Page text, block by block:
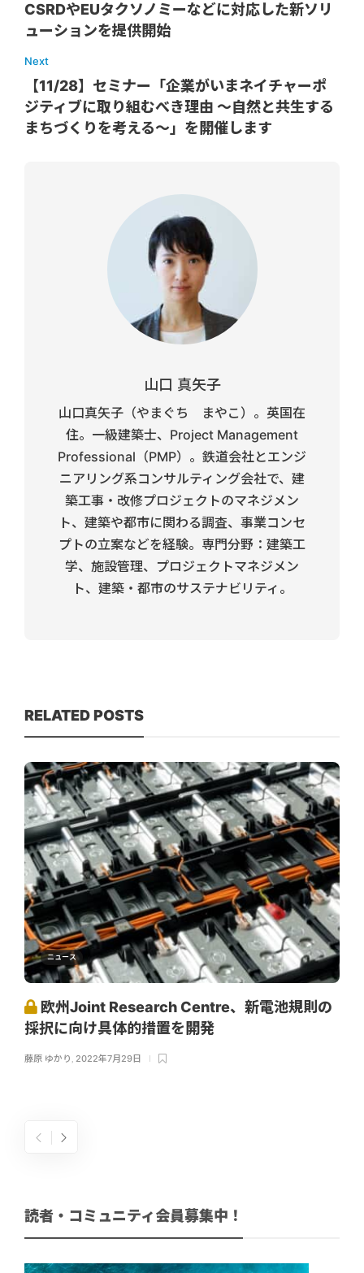
CSRDやEUタクソノミーなどに対応した新ソリ
ューションを提供開始
Next
【11/28】セミナー「企業がいまネイチャーポ
ジティブに取り組むべき理由 ～自然と共生する
まちづくりを考える～」を開催します
山口 真矢子
山口真矢子（やまぐち まやこ）。英国在
住。一級建築士、Project Management
Professional（PMP）。鉄道会社とエンジ
ニアリング系コンサルティング会社で、建
築工事・改修プロジェクトのマネジメン
ト、建築や都市に関わる調査、事業コンセ
プトの立案などを経験。専門分野：建築工
学、施設管理、プロジェクトマネジメン
ト、建築・都市のサステナビリティ。
RELATED POSTS
ニュース
欧州Joint Research Centre、新電池規則の
採択に向け具体的措置を開発
藤原 ゆかり 2022年7月29日
読者・コミュニティ会員募集中！